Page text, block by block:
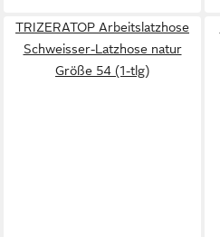
TRIZERATOP Arbeitslatzhose
Schweisser-Latzhose natur
Größe 54 (1-tlg)